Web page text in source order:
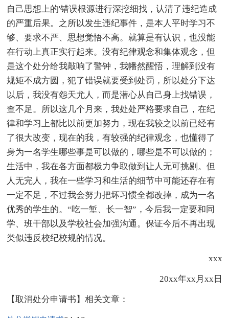
自己思想上的'错误根源进行深挖细找，认清了违纪造成
的严重后果。之所以发生违纪事件，是本人平时学习不
够、要求不严、思想觉悟不高。就算是有认识，也没能
在行动上真正实行起来。没有纪律观念和集体观念，但
是这个处分给我敲响了警钟，我幡然醒悟，理解到没有
规矩不成方圆，犯了错误就要受到处罚，所以处分下达
以后，我没有怨天尤人，而是潜心从自己身上找错误，
查不足。所以这几个月来，我处处严格要求自己，在纪
律和学习上都比以前更加努力，现在我较之以前已经有
了很大改变，现在的我，有较强的纪律观念，也懂得了
身为一名学生哪些事是可以做的，哪些是不可以做的；
生活中，我在各方面都极力争取做到让人无可挑剔。但
人无完人，我在一些学习和生活的细节中可能还存在有
一定不足，不过我会努力把坏习惯全都改掉，成为一名
优秀的学生的。“吃一堑、长一智”，今后我一定要和同
学、班干部以及学校社会加强沟通。保证今后不再出现
类似违反校纪校规的情况。
xxx
20xx年xx月xx日
【取消处分申请书】相关文章：